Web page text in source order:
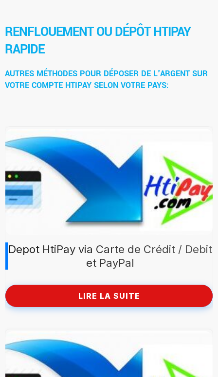
RENFLOUEMENT OU DÉPÔT HTIPAY
RAPIDE
AUTRES MÉTHODES POUR DÉPOSER DE L'ARGENT SUR
VOTRE COMPTE HTIPAY SELON VOTRE PAYS:
Depot HtiPay via Carte de Crédit / Debit
et PayPal
LIRE LA SUITE